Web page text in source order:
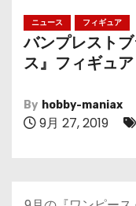
ニュース フィギュア
バンプレスト
ス』フィギュア
By hobby-maniax
9月 27, 2019